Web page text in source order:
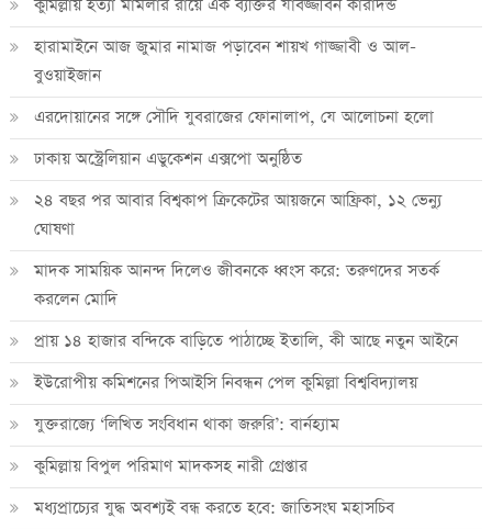
কুমিল্লায় হত্যা মামলার রায়ে এক ব্যক্তির যাবজ্জীবন কারাদন্ড
হারামাইনে আজ জুমার নামাজ পড়াবেন শায়খ গাজ্জাবী ও আল-
বুওয়াইজান
এরদোয়ানের সঙ্গে সৌদি যুবরাজের ফোনালাপ, যে আলোচনা হলো
ঢাকায় অস্ট্রেলিয়ান এডুকেশন এক্সপো অনুষ্ঠিত
২৪ বছর পর আবার বিশ্বকাপ ক্রিকে‌টের আয়জনে আফ্রিকা, ১২ ভেন্যু
ঘোষণা
মাদক সাময়িক আনন্দ দিলেও জীবনকে ধ্বংস করে: তরুণদের সতর্ক
করলেন মোদি
প্রায় ১৪ হাজার বন্দিকে বাড়িতে পাঠাচ্ছে ইতালি, কী আছে নতুন আইনে
ইউরোপীয় কমিশনের পিআইসি নিবন্ধন পেল কুমিল্লা বিশ্ববিদ্যালয়
যুক্তরাজ্যে ‘লিখিত সংবিধান থাকা জরুরি’: বার্নহ্যাম
কুমিল্লায় বিপুল পরিমাণ মাদকসহ নারী গ্রেপ্তার
মধ্যপ্রাচ্যের যুদ্ধ অবশ্যই বন্ধ করতে হবে: জাতিসংঘ মহাসচিব